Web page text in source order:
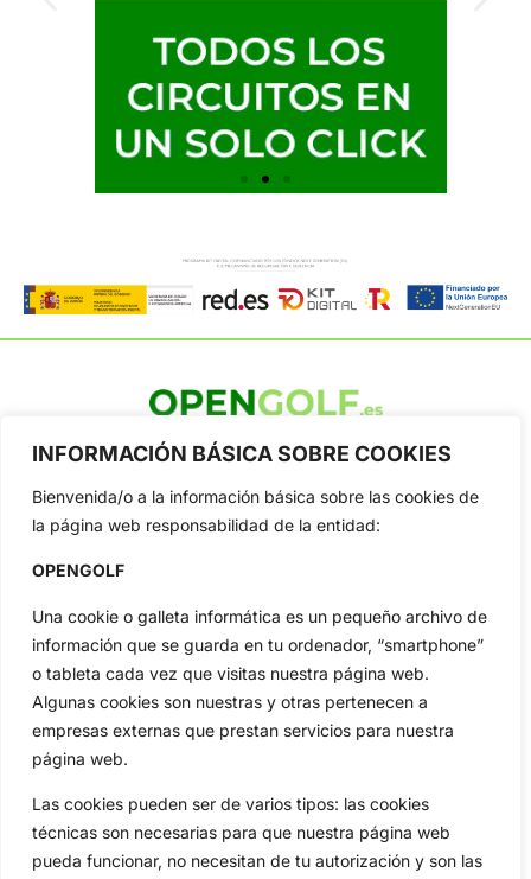
INFORMACIÓN BÁSICA SOBRE COOKIES
Bienvenida/o a la información básica sobre las cookies de
la página web responsabilidad de la entidad:
OPENGOLF
Una cookie o galleta informática es un pequeño archivo de
información que se guarda en tu ordenador, “smartphone”
o tableta cada vez que visitas nuestra página web.
Algunas cookies son nuestras y otras pertenecen a
empresas externas que prestan servicios para nuestra
página web.
Las cookies pueden ser de varios tipos: las cookies
técnicas son necesarias para que nuestra página web
pueda funcionar, no necesitan de tu autorización y son las
OpenGolf ofrece toda la actualidad, información del golf
profesional y amateur, resultados en directo, vídeos, noticias,
Jon Rahm, LIV Golf, PGA Tour, Ryder Cup, DP World Tour, LPGA
Tour...
Inicio
Actualidad
Amateurs
Circuitos
Especiales
Ryder Cup
Reglas
Vídeos
De Interés
Compañía
Política de Privacidad
Política de Cookies